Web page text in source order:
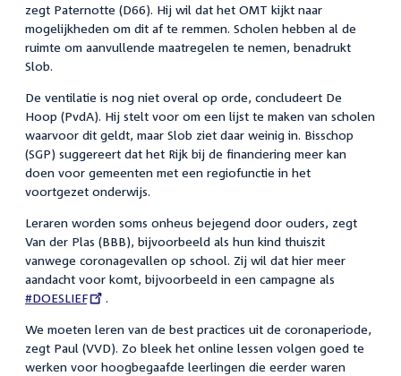
zegt Paternotte (D66). Hij wil dat het OMT kijkt naar
mogelijkheden om dit af te remmen. Scholen hebben al de
ruimte om aanvullende maatregelen te nemen, benadrukt
Slob.
De ventilatie is nog niet overal op orde, concludeert De
Hoop (PvdA). Hij stelt voor om een lijst te maken van scholen
waarvoor dit geldt, maar Slob ziet daar weinig in. Bisschop
(SGP) suggereert dat het Rijk bij de financiering meer kan
doen voor gemeenten met een regiofunctie in het
voortgezet onderwijs.
Leraren worden soms onheus bejegend door ouders, zegt
Van der Plas (BBB), bijvoorbeeld als hun kind thuiszit
vanwege coronagevallen op school. Zij wil dat hier meer
aandacht voor komt, bijvoorbeeld in een campagne als
#DOESLIEF .
We moeten leren van de best practices uit de coronaperiode,
zegt Paul (VVD). Zo bleek het online lessen volgen goed te
werken voor hoogbegaafde leerlingen die eerder waren